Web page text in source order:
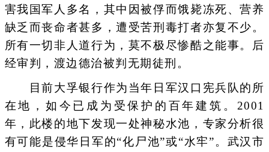
害我国军人多名，其中因被俘而饿毙冻死、营养
缺乏而丧命者甚多，遭受苦刑毒打者亦复不少。
所有一切非人道行为，莫不极尽惨酷之能事。后
经审判，渡边德治被判无期徒刑。
目前大孚银行作为当年日军汉口宪兵队的所
在地，如今已成为受保护的百年建筑。2001
年，此楼的地下发现一处神秘水池，专家分析很
有可能是侵华日军的“化尸池”或“水牢”。武汉市